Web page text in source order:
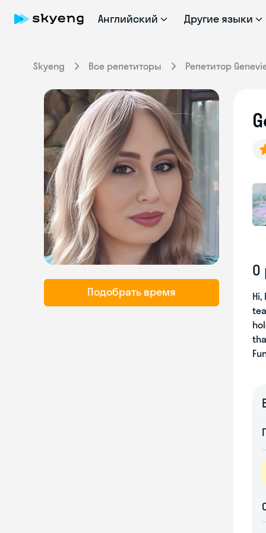
Английский Другие языки
Skyeng Все репетиторы Репетитор
Подобрать время
О